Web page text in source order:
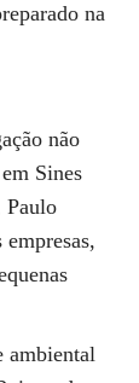
na
não
Sines
Paulo
ambiental